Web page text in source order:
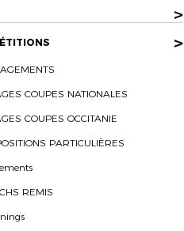
>
>
COUPES NATIONALES
COUPES OCCITANIE
PARTICULIÈRES
REMIS